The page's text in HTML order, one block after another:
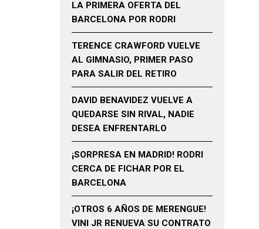
LA PRIMERA OFERTA DEL
BARCELONA POR RODRI
TERENCE CRAWFORD VUELVE
AL GIMNASIO, PRIMER PASO
PARA SALIR DEL RETIRO
DAVID BENAVIDEZ VUELVE A
QUEDARSE SIN RIVAL, NADIE
DESEA ENFRENTARLO
¡SORPRESA EN MADRID! RODRI
CERCA DE FICHAR POR EL
BARCELONA
¡OTROS 6 AÑOS DE MERENGUE!
VINI JR RENUEVA SU CONTRATO